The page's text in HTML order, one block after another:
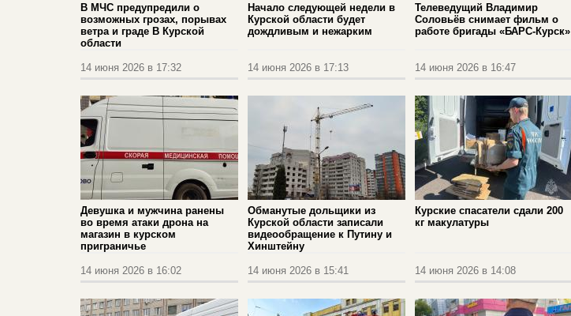
В МЧС предупредили о
возможных грозах, порывах
ветра и граде В Курской
области
14 июня 2026 в 17:32
Начало следующей недели в
Курской области будет
дождливым и нежарким
14 июня 2026 в 17:13
Телеведущий Владимир
Соловьёв снимает фильм о
работе бригады «БАРС-Курск»
14 июня 2026 в 16:47
Девушка и мужчина ранены
во время атаки дрона на
магазин в курском
приграничье
14 июня 2026 в 16:02
Обманутые дольщики из
Курской области записали
видеообращение к Путину и
Хинштейну
14 июня 2026 в 15:41
Курские спасатели сдали 200
кг макулатуры
14 июня 2026 в 14:08